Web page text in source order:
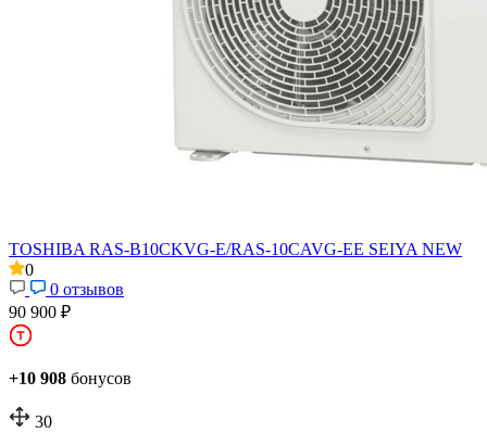
TOSHIBA RAS-B10CKVG-E/RAS-10CAVG-EE SEIYA NEW
0
0 отзывов
90 900 ₽
+10 908 бонусов
30